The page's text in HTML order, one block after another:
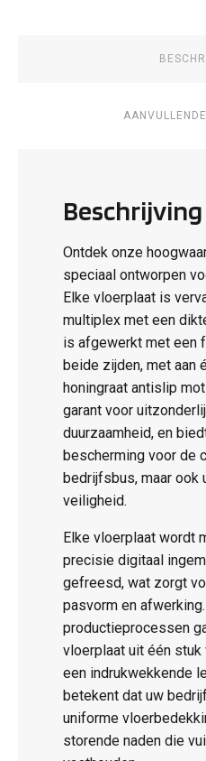
Beschrijving
Ontdek onze
speciaal ontworpen
Elke vloerplaat is
multiplex met een
is afgewerkt met een
beide zijden, met aan
honingraat antislip
garant voor
duurzaamheid, en
bescherming voor de
bedrijfsbus, maar ook
veiligheid.
Elke vloerplaat wordt
precisie digitaal
gefreesd, wat zorgt
pasvorm en
productieprocessen
vloerplaat uit één
een indrukwekkende
betekent dat uw
uniforme
storende naden die